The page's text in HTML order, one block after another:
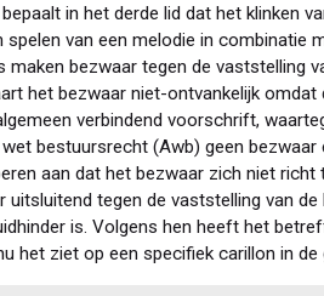
in het derde lid dat het klinken
van een melodie in combinatie
maken bezwaar tegen de vaststelling
het bezwaar niet-ontvankelijk
verbindend voorschrift,
bestuursrecht (Awb) geen
aan dat het bezwaar zich niet richt
uitsluitend tegen de vaststelling van de
is. Volgens hen heeft het
het ziet op een specifiek carillon in de